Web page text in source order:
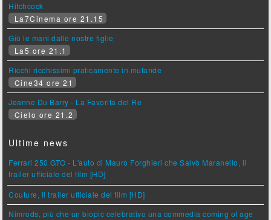
Hitchcock
La7Cinema ore 21.15
Giù le mani dalle nostre figlie
La5 ore 21.1
Ricchi ricchissimi praticamente in mutande
Cine34 ore 21
Jeanne Du Barry - La Favorita del Re
Cielo ore 21.2
Ultime news
Ferrari 250 GTO - L'auto di Mauro Forghieri che Salvò Maranello, il
trailer ufficiale del film [HD]
Couture, il trailer ufficiale del film [HD]
Nimrods, più che un biopic celebrativo una commedia coming of age